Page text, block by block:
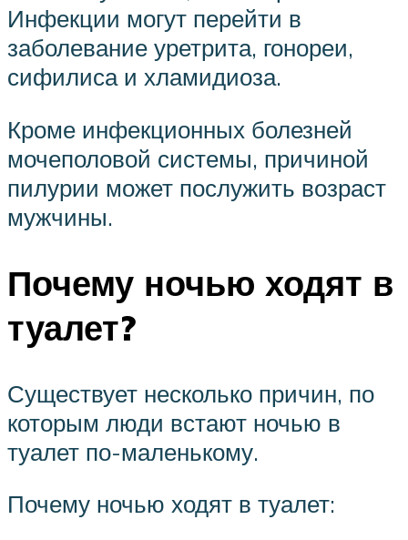
Инфекции могут перейти в
заболевание уретрита, гонореи,
сифилиса и хламидиоза.
Кроме инфекционных болезней
мочеполовой системы, причиной
пилурии может послужить возраст
мужчины.
Почему ночью ходят в
туалет?
Существует несколько причин, по
которым люди встают ночью в
туалет по-маленькому.
Почему ночью ходят в туалет: